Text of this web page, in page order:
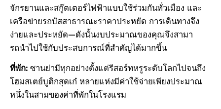
จักรยานและสกู๊ตเตอร์ไฟฟ้าแบบใช้ร่วมกันทั่วเมือง และ
เครือข่ายรถบัสสาธารณะราคาประหยัด การเดินทางจึง
ง่ายและประหยัด—ดังนั้นงบประมาณของคุณจึงสามา
รถนําไปใช้กับประสบการณ์ที่สําคัญได้มากขึ้น
ที่พัก: ซานย่ามีทุกอย่างตั้งแต่รีสอร์ทหรูระดับโลกไปจนถึง
โฮมสเตย์บูติกสุดเก๋ หลายแห่งมีค่าใช้จ่ายเพียงประมาณ
หนึ่งในสามของค่าที่พักในโรงแรม